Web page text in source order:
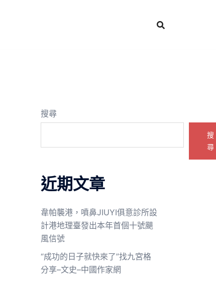
搜尋
搜
尋
近期文章
韋帕襲港，噴鼻JIUYI俱意診所設
計港地理臺發出本年首個十號颶
風信號
“成功的日子就快來了”找九宮格
分享–文史–中國作家網